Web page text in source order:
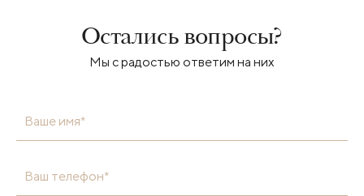
Остались вопросы?
Мы с радостью ответим на них
Ваше имя*
Ваш телефон*